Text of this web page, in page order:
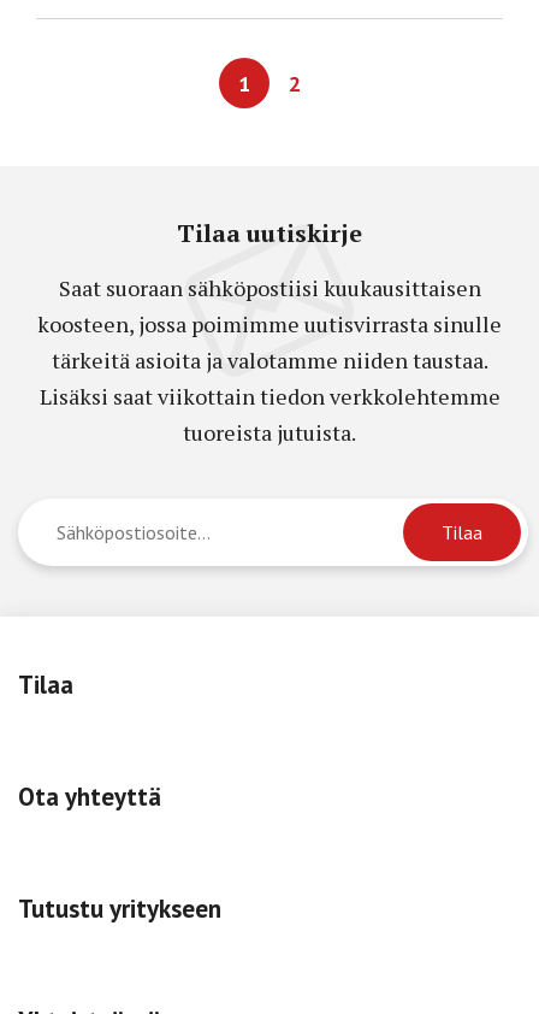
1 2
Tilaa uutiskirje
Saat suoraan sähköpostiisi kuukausittaisen
koosteen, jossa poimimme uutisvirrasta sinulle
tärkeitä asioita ja valotamme niiden taustaa.
Lisäksi saat viikottain tiedon verkkolehtemme
tuoreista jutuista.
Tilaa
Ota yhteyttä
Tutustu yritykseen